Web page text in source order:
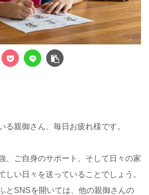
る親御さん、毎日お疲れ様です。
、ご自身のサポート、そして日々の家
い日々を送っていることでしょう。
とSNSを開いては、他の親御さんの